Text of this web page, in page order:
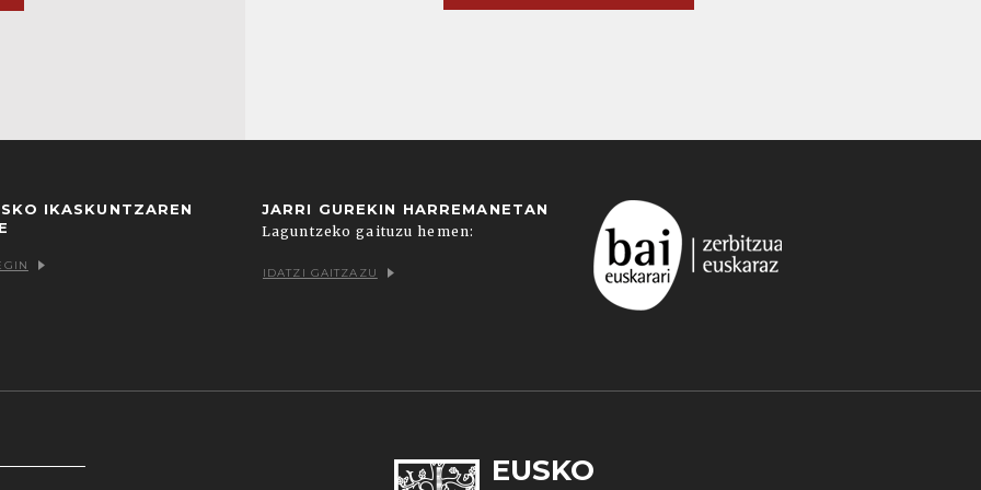
IKASKUNTZAREN
JARRI GUREKIN HARREMANETAN
Laguntzeko gaituzu hemen:
IDATZI GAITZAZU
EUSKO